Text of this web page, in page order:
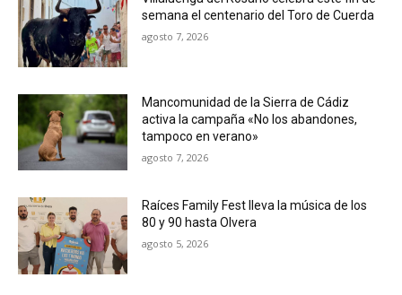
semana el centenario del Toro de Cuerda
agosto 7, 2026
Mancomunidad de la Sierra de Cádiz
activa la campaña «No los abandones,
tampoco en verano»
agosto 7, 2026
Raíces Family Fest lleva la música de los
80 y 90 hasta Olvera
agosto 5, 2026